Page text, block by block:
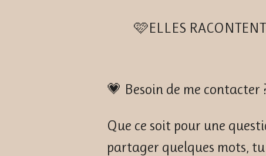
🩷ELLES RACONTENT
💗 Besoin de me contacter
Que ce soit pour une
partager quelques mots,